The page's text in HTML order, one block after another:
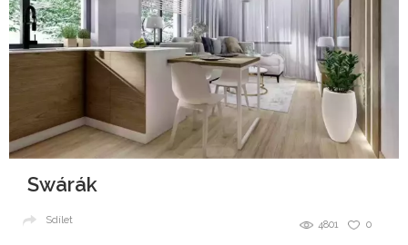
Swárák
0
4801
Sdílet